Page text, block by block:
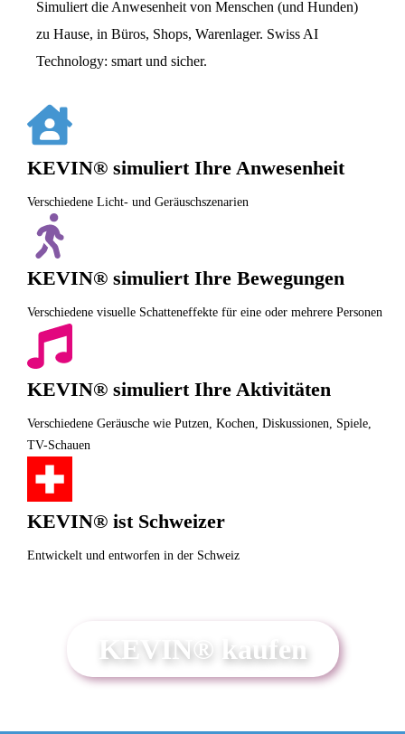
Simuliert die Anwesenheit von Menschen (und Hunden)
zu Hause, in Büros, Shops, Warenlager. Swiss AI
Technology: smart und sicher.
KEVIN® simuliert Ihre Anwesenheit
Verschiedene Licht- und Geräuschszenarien
KEVIN® simuliert Ihre Bewegungen
Verschiedene visuelle Schatteneffekte für eine oder mehrere Personen
KEVIN® simuliert Ihre Aktivitäten
Verschiedene Geräusche wie Putzen, Kochen, Diskussionen, Spiele,
TV-Schauen
KEVIN® ist Schweizer
Entwickelt und entworfen in der Schweiz
KEVIN® kaufen